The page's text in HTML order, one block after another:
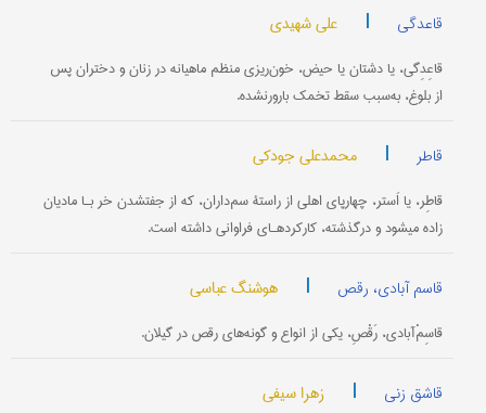
قاعدگی | علی شهیدی
قاعِدِگی، یا دشتان یا حیض، خون‌ریزی منظم ماهیانه در زنان و دختران پس
از بلوغ، به‌سبب سقط تخمک بارورنشده.
قاطر | محمدعلی جودکی
قاطِر، یا اَستر، چهارپای اهلی از راستۀ سم‌داران، که از جفت‎شدن خر بـا مادیان
زاده می‎شود و درگذشته، کارکردهـای فراوانی داشته است.
قاسم آبادی، رقص | هوشنگ عباسی
قاسِمْ‌آبادی، رَقْصِ، یکی از انواع و گونه‌های رقص در گیلان.
قاشق زنی | زهرا سیفی